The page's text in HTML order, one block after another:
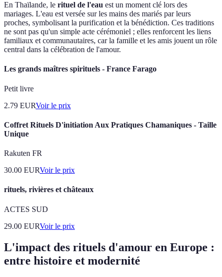
En Thaïlande, le rituel de l'eau est un moment clé lors des
mariages. L'eau est versée sur les mains des mariés par leurs
proches, symbolisant la purification et la bénédiction. Ces traditions
ne sont pas qu'un simple acte cérémoniel ; elles renforcent les liens
familiaux et communautaires, car la famille et les amis jouent un rôle
central dans la célébration de l'amour.
Les grands maîtres spirituels - France Farago
Petit livre
2.79 EURVoir le prix
Coffret Rituels D'initiation Aux Pratiques Chamaniques - Taille
Unique
Rakuten FR
30.00 EURVoir le prix
rituels, rivières et châteaux
ACTES SUD
29.00 EURVoir le prix
L'impact des rituels d'amour en Europe :
entre histoire et modernité